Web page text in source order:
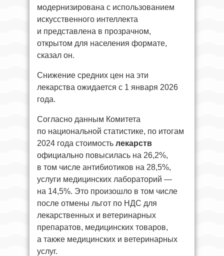
модернизирована с использованием
искусственного интеллекта
и представлена в прозрачном,
открытом для населения формате,
сказал он.
Снижение средних цен на эти
лекарства ожидается с 1 января 2026
года.
Согласно данным Комитета
по национальной статистике, по итогам
2024 года стоимость лекарств
официально повысилась на 26,2%,
в том числе антибиотиков на 28,5%,
услуги медицинских лабораторий —
на 14,5%. Это произошло в том числе
после отмены льгот по НДС для
лекарственных и ветеринарных
препаратов, медицинских товаров,
а также медицинских и ветеринарных
услуг.